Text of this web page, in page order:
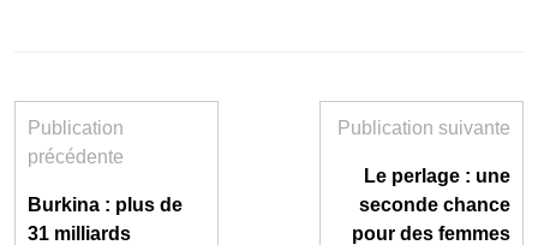
Publication
précédente
Burkina : plus de
31 milliards
Publication suivante
Le perlage : une
seconde chance
pour des femmes